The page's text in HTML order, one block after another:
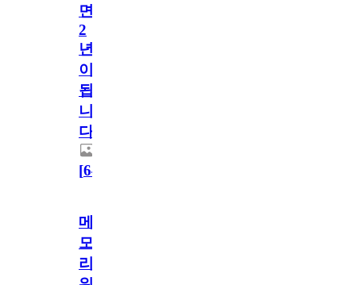
면
2
년
이
됩
니
다.
[64
메
모
리